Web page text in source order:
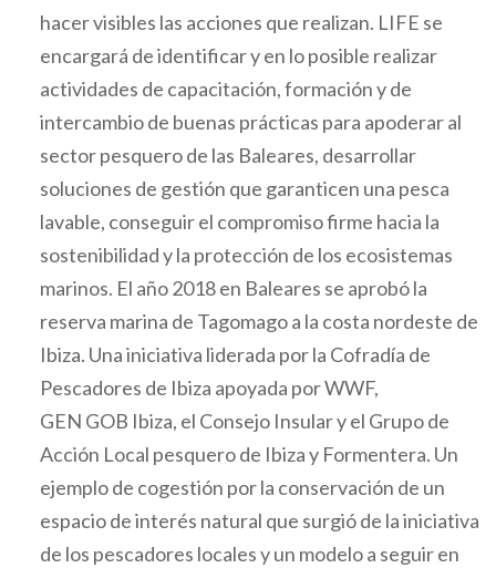
hacer visibles las acciones que realizan. LIFE se
encargará de identificar y en lo posible realizar
actividades de capacitación, formación y de
intercambio de buenas prácticas para apoderar al
sector pesquero de las Baleares, desarrollar
soluciones de gestión que garanticen una pesca
lavable, conseguir el compromiso firme hacia la
sostenibilidad y la protección de los ecosistemas
marinos. El año 2018 en Baleares se aprobó la
reserva marina de Tagomago a la costa nordeste de
Ibiza. Una iniciativa liderada por la Cofradía de
Pescadores de Ibiza apoyada por WWF,
GEN GOB Ibiza, el Consejo Insular y el Grupo de
Acción Local pesquero de Ibiza y Formentera. Un
ejemplo de cogestión por la conservación de un
espacio de interés natural que surgió de la iniciativa
de los pescadores locales y un modelo a seguir en